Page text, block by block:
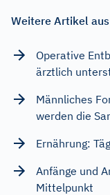
Weitere Artikel
Operative
ärztlich
Männliches
werden die
Ernährung:
Anfänge und
Mittelpunkt